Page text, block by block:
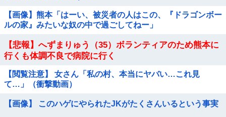
【画像】熊本「はーい、被災者の人はこの、『ドラゴンボー
ルの家』みたいな奴の中で過ごしてねー」
【悲報】へずまりゅう（35）ボランティアのため熊本に
行くも体調不良で病院に行く
【閲覧注意】 女さん「私の村、本当にヤバい…これ見
て…」（衝撃動画）
【画像】 このハゲにやられたJKがたくさんいるという事実